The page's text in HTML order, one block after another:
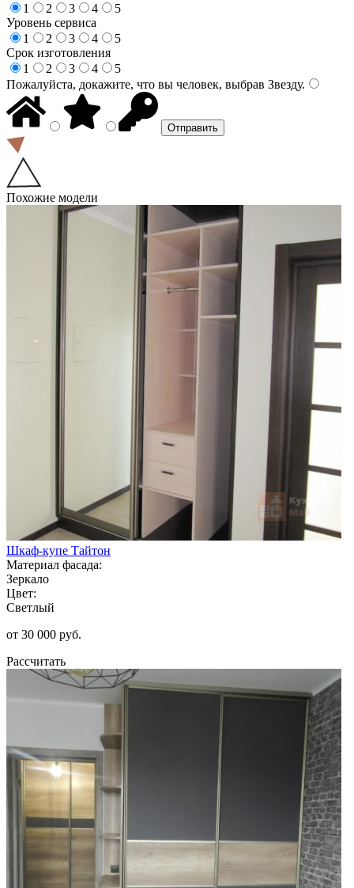
1
2 3 4
5
Уровень сервиса
1
2 3 4
5
Срок изготовления
1
2 3 4
5
Пожалуйста, докажите, что вы человек, выбрав Звезду.
Похожие модели
Шкаф-купе Тайтон
Материал фасада:
Зеркало
Цвет:
Светлый
от 30 000 руб.
Рассчитать